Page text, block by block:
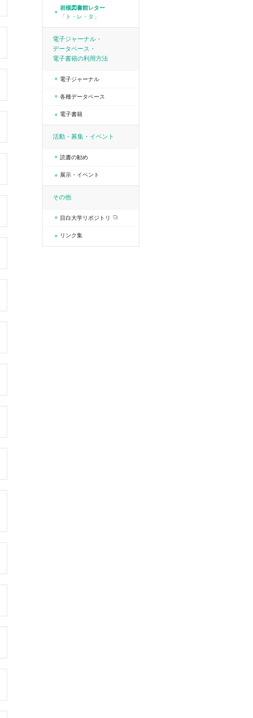
岩槻図書館レター
「ト・レ・タ」
電子ジャーナル・
データベース・
電子書籍の利用方法
電子ジャーナル
各種データベース
電子書籍
活動・募集・イベント
読書の勧め
展示・イベント
その他
目白大学リポジトリ
リンク集